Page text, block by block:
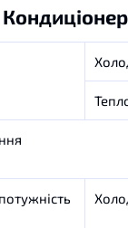
потужність